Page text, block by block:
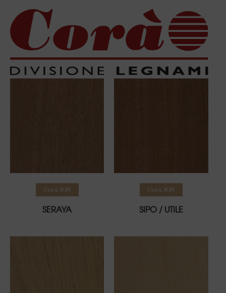
Read more
Corà 木料
SERAYA
Read more
Corà 木料
SIPO / UTILE